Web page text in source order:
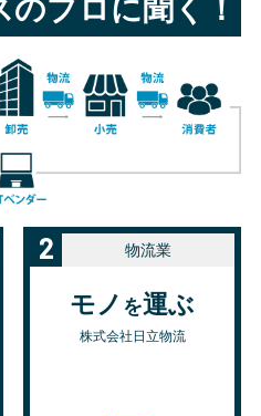
プロに聞く！
2 物流業
モノ を運ぶ
株式会社日立物流